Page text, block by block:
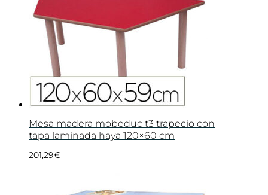
Mesa madera mobeduc t3 trapecio con
tapa laminada haya 120×60 cm
201,29€